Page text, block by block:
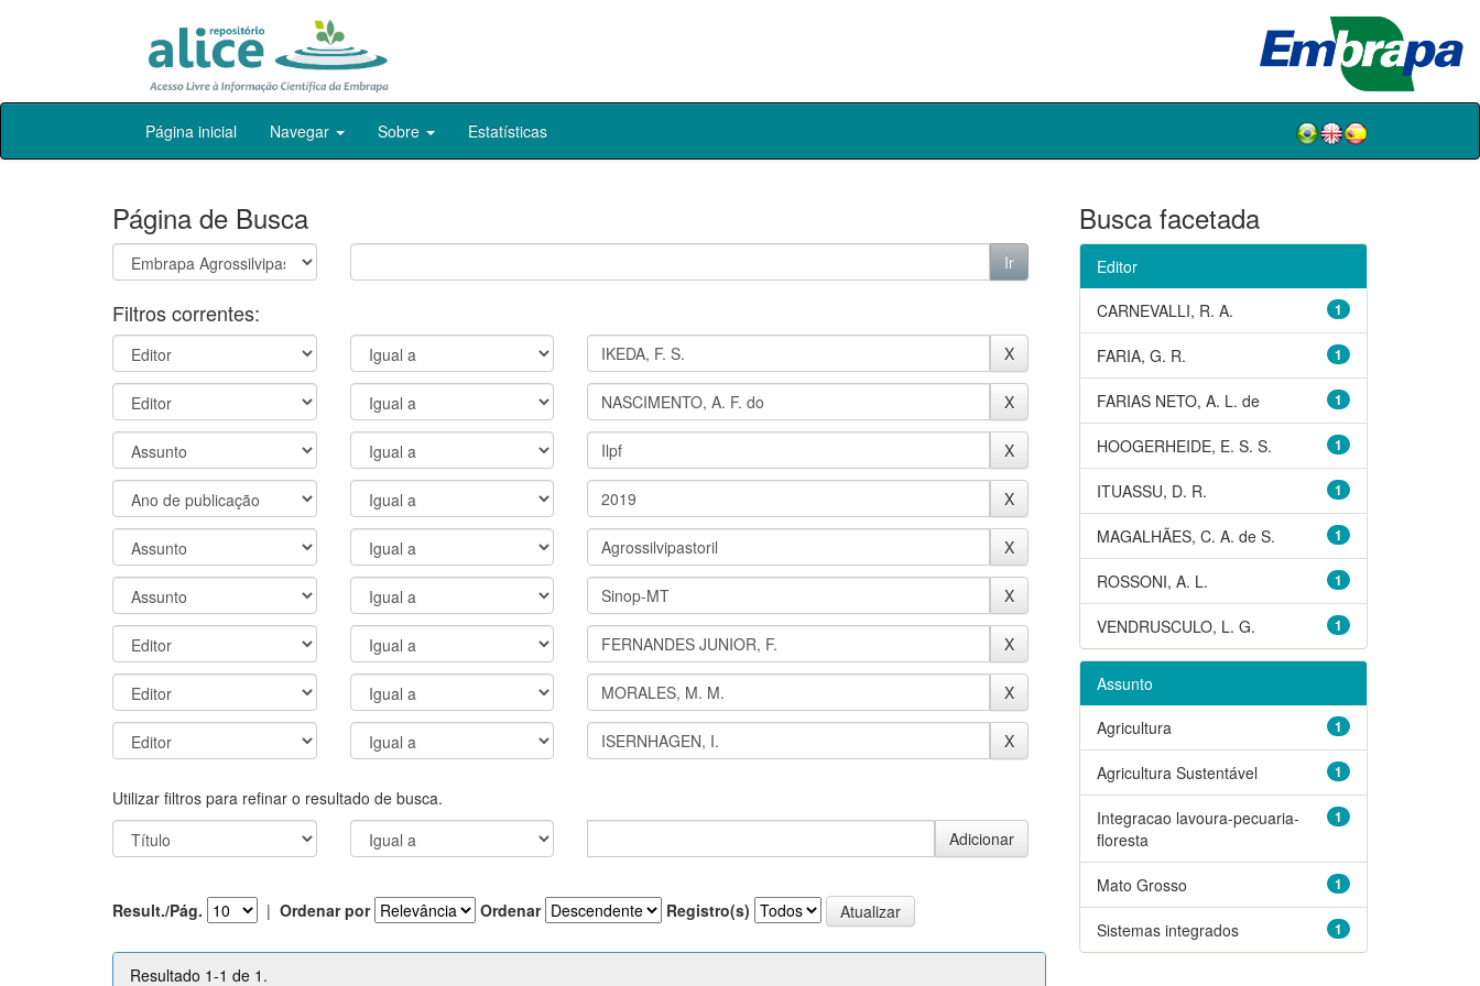
Skip
Página inicial Navegar Sobre Estatísticas
Página de Busca
Filtros correntes:
Utilizar filtros para refinar o resultado de busca.
Result./Pág. | Ordenar por Ordenar Registro(s)
Resultado 1-1 de 1.
Busca facetada
Editor
1
CARNEVALLI, R. A.
1
FARIA, G. R.
1
FARIAS NETO, A. L. de
1
HOOGERHEIDE, E. S. S.
1
ITUASSU, D. R.
1
MAGALHÃES, C. A. de S.
1
ROSSONI, A. L.
1
VENDRUSCULO, L. G.
Assunto
1
Agricultura
1
Agricultura Sustentável
1
Integracao lavoura-pecuaria-
floresta
1
Mato Grosso
1
Sistemas integrados